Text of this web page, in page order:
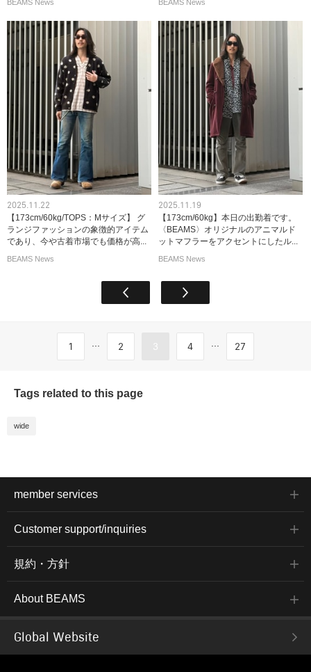
BEAMS News BEAMS News
2025.11.22
【173cm/60kg/TOPS：Mサイズ】 グ
ランジファッションの象徴的アイテム
であり、今や古着市場でも価格が高...
BEAMS News
2025.11.19
【173cm/60kg】本日の出勤着です。
〈BEAMS〉オリジナルのアニマルド
ットマフラーをアクセントにしたル...
BEAMS News
1 ... 2 3 4 ... 27
Tags related to this page
wide
member services
Customer support/inquiries
規約・方針
About BEAMS
Global Website